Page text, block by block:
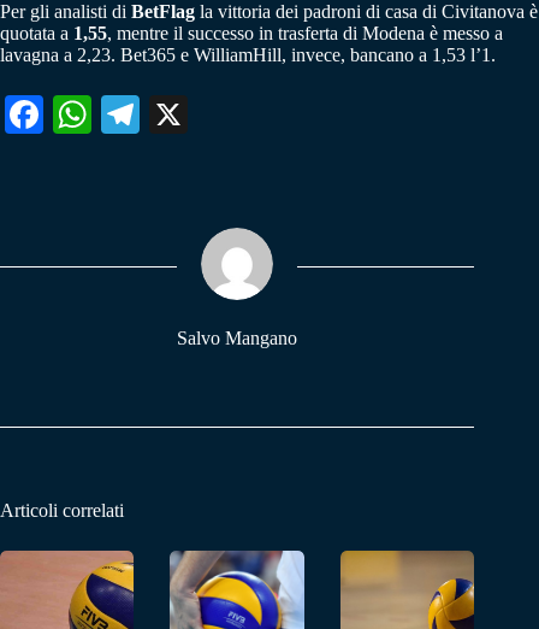
Per gli analisti di BetFlag la vittoria dei padroni di casa di Civitanova è
quotata a 1,55, mentre il successo in trasferta di Modena è messo a
lavagna a 2,23. Bet365 e WilliamHill, invece, bancano a 1,53 l’1.
Fa W
pp
Te
m
Salvo Mangano
Articoli correlati